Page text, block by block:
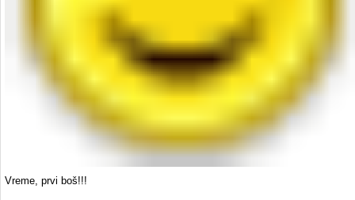
Vreme, prvi boš!!!